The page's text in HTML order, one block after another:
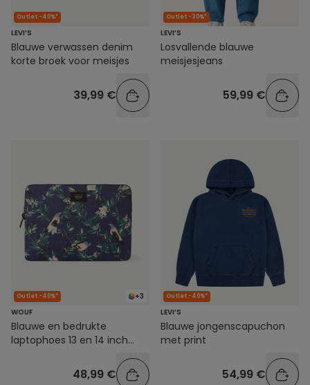
Outlet -40%*
LEVI’S
Blauwe verwassen denim
korte broek voor meisjes
39,99 €
Outlet -30%*
LEVI’S
Losvallende blauwe
meisjesjeans
59,99 €
+3
Outlet -40%*
WOUF
Blauwe en bedrukte
laptophoes 13 en 14 inch
48,99 €
Outlet -40%*
LEVI’S
Blauwe jongenscapuchon
met print
54,99 €